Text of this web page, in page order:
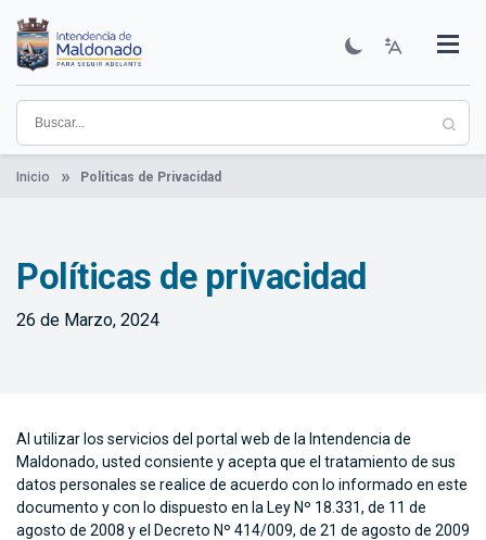
contenido
principal
Institucional
Municipios
Descubre Maldonado
Comunicación
Servicios
Guía De Trámites
Ver Noticias
Inicio Políticas de Privacidad
Políticas de privacidad
26 de Marzo, 2024
Al utilizar los servicios del portal web de la Intendencia de
Maldonado, usted consiente y acepta que el tratamiento de sus
datos personales se realice de acuerdo con lo informado en este
documento y con lo dispuesto en la Ley Nº 18.331, de 11 de
agosto de 2008 y el Decreto Nº 414/009, de 21 de agosto de 2009